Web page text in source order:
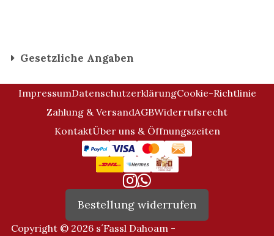
Gesetzliche Angaben
ImpressumDatenschutzerklärungCookie-Richtlinie
Zahlung & VersandAGBWiderrufsrecht
KontaktÜber uns & Öffnungszeiten
Bestellung widerrufen
Copyright © 2026 s´Fassl Dahoam -